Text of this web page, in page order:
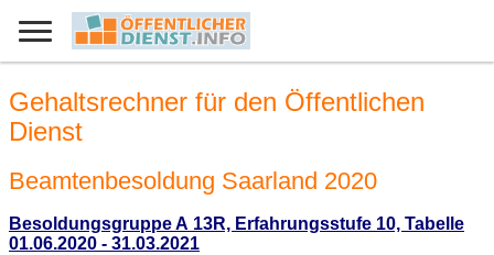
Gehaltsrechner für den Öffentlichen
Dienst
Beamtenbesoldung Saarland 2020
Besoldungsgruppe A 13R, Erfahrungsstufe 10, Tabelle
01.06.2020 - 31.03.2021